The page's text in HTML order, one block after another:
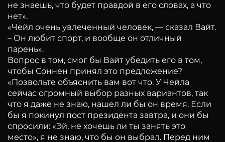
не знаешь, что будет правдой в его словах, а что
нет».
«Чейл очень увлеченный человек, — сказал Вайт.
– Он любит спорт, и вообще он отличный
парень».
Вопрос в том, смог бы Вайт убедить его в том,
чтобы Соннен принял это предложение?
«Позвольте объяснить вам вот что. У Чейла
сейчас огромный выбор разных вариантов, так
что я даже не знаю, нашел ли бы он время. Если
бы я покинул пост президента завтра, и они бы
спросили: «Эй, не хочешь ли ты занять это
место», я не знаю, что бы он выбрал. Перед ним